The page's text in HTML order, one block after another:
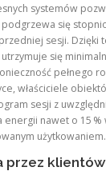
systemów
podgrzewa się
sesji. Dzięki
się
pełnego
właściciele
sesji z
energii nawet o 15
użytkowaniem.
przez klientów